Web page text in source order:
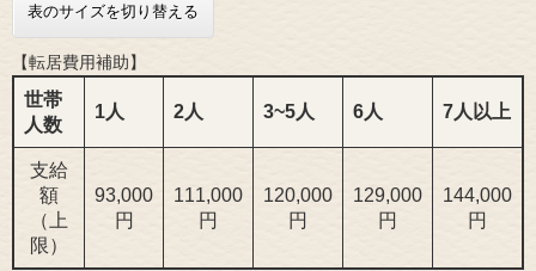
表のサイズを切り替える
【転居費用補助】
世帯
人数
1人 2人 3~5人 6人 7人以上
支給
額
（上
限）
93,000
円
111,000
円
120,000
円
129,000
円
144,000
円